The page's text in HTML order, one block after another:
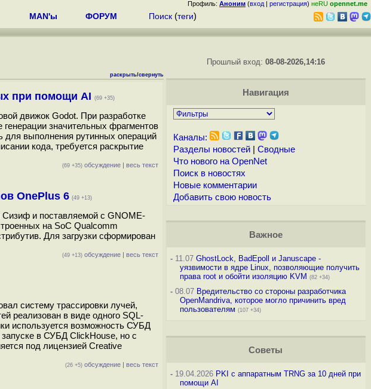
Профиль: Аноним (вход | регистрация) неRU opennet.me
MAN'ы ФОРУМ Поиск (теги)
раскрыть/свернуть
при помощи AI (69 +35)
движок Godot. При разработке
значительных фрагментов
для выполнения рутинных операций
кода, требуется раскрытие
(69 +35) обсуждение | весь текст
OnePlus 6 (49 +13)
Сизиф и поставляемой с GNOME-
на SoC Qualcomm
Для загрузки сформирован
(49 +13) обсуждение | весь текст
систему трассировки лучей,
реализован в виде одного SQL-
используется возможность СУБД
в СУБД ClickHouse, но с
под лицензией Creative
(26 +5) обсуждение | весь текст
Прошлый вход:08-08-2026,14:16
Навигация
Каналы:
Разделы новостей| Сводные
Что нового на OpenNet
Поиск в новостях
Новые комментарии
Добавить свою новость
Важное
-11.07 GhostLock, BadEpoll и Januscape -
уязвимости в ядре Linux, позволяющие получить
права root и обойти изоляцию KVM (82 +34)
-08.07 Вредительство со стороны разработчика
OpenMandriva, которое могло причинить вред
пользователям (107 +34)
Советы
-19.04.2026 PKI с аппаратным TRNG за 10 дней при
помощи AI